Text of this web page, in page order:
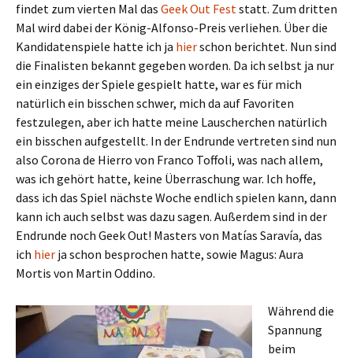
findet zum vierten Mal das Geek Out Feststatt. Zum dritten
Mal wird dabei der König-Alfonso-Preis verliehen. Über die
Kandidatenspiele hatte ich ja hierschon berichtet. Nun sind
die Finalisten bekannt gegeben worden. Da ich selbst ja nur
ein einziges der Spiele gespielt hatte, war es für mich
natürlich ein bisschen schwer, mich da auf Favoriten
festzulegen, aber ich hatte meine Lauscherchen natürlich
ein bisschen aufgestellt. In der Endrunde vertreten sind nun
also Corona de Hierro von Franco Toffoli, was nach allem,
was ich gehört hatte, keine Überraschung war. Ich hoffe,
dass ich das Spiel nächste Woche endlich spielen kann, dann
kann ich auch selbst was dazu sagen. Außerdem sind in der
Endrunde noch Geek Out! Masters von Matías Saravía, das
ich hier ja schon besprochen hatte, sowie Magus: Aura
Mortis von Martin Oddino.
Während die
Spannung
beim